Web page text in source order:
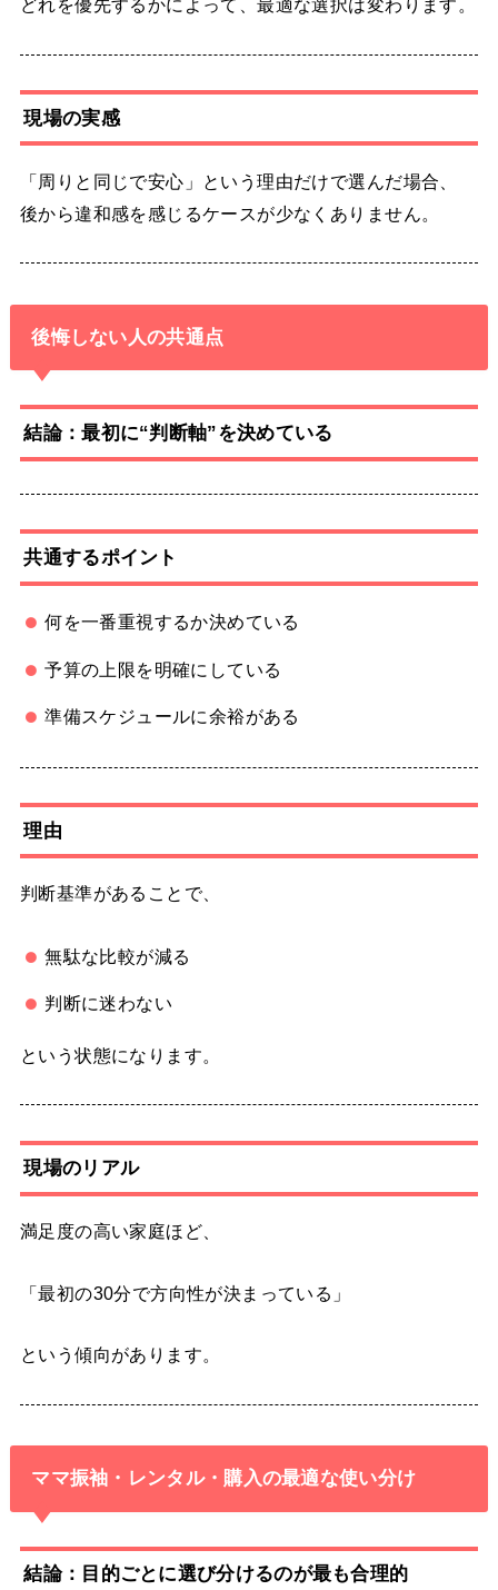
どれを優先するかによって、最適な選択は変わります。
現場の実感
「周りと同じで安心」という理由だけで選んだ場合、
後から違和感を感じるケースが少なくありません。
後悔しない人の共通点
結論：最初に“判断軸”を決めている
共通するポイント
何を一番重視するか決めている
予算の上限を明確にしている
準備スケジュールに余裕がある
理由
判断基準があることで、
無駄な比較が減る
判断に迷わない
という状態になります。
現場のリアル
満足度の高い家庭ほど、
「最初の30分で方向性が決まっている」
という傾向があります。
ママ振袖・レンタル・購入の最適な使い分け
結論：目的ごとに選び分けるのが最も合理的